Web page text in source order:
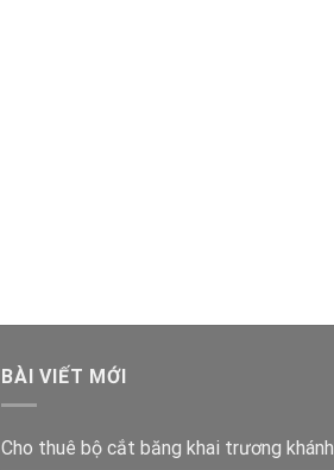
BÀI VIẾT MỚI
Cho thuê bộ cắt băng khai trương